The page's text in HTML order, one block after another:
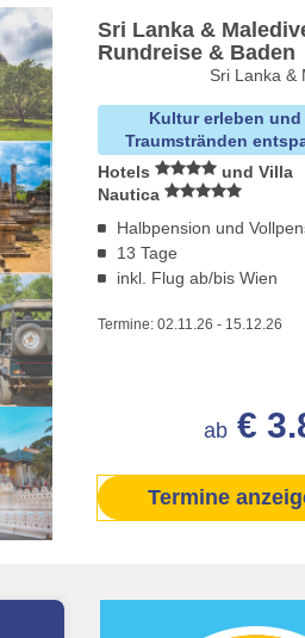
Sri Lanka &
Rundreise & Baden
Sri Lanka &
Kultur erleben und
Traumstränden
Hotels
und Villa
Nautica
Halbpension und
13 Tage
inkl. Flug ab/bis Wien
Termine: 02.11.26 - 15.12.26
ab €
Termine